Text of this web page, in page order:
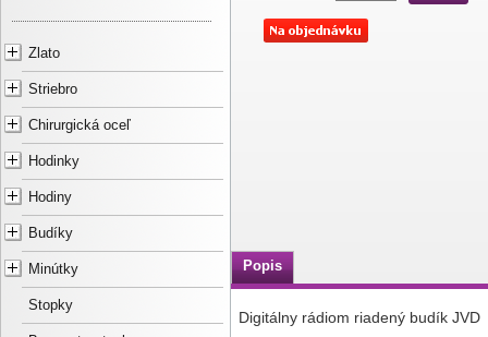
Zlato
Striebro
Chirurgická oceľ
Hodinky
Hodiny
Budíky
Minútky
Stopky
Popis
Digitálny rádiom riadený budík JVD